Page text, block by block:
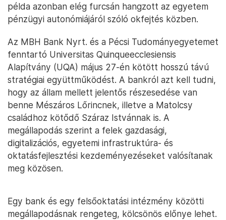
példa azonban elég furcsán hangzott az egyetem
pénzügyi autonómiájáról szóló okfejtés közben.
Az MBH Bank Nyrt. és a Pécsi Tudományegyetemet
fenntartó Universitas Quinqueecclesiensis
Alapítvány (UQA) május 27-én kötött hosszú távú
stratégiai együttműködést. A bankról azt kell tudni,
hogy az állam mellett jelentős részesedése van
benne Mészáros Lőrincnek, illetve a Matolcsy
családhoz kötődő Száraz Istvánnak is. A
megállapodás szerint a felek gazdasági,
digitalizációs, egyetemi infrastruktúra- és
oktatásfejlesztési kezdeményezéseket valósítanak
meg közösen.
Egy bank és egy felsőoktatási intézmény közötti
megállapodásnak rengeteg, kölcsönös előnye lehet.